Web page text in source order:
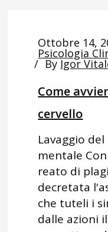
Ottobre 14,
Psicologia
By Igor
Come
cervello
Lavaggio
mentale
reato di
decretata
che tuteli i
dalle azioni